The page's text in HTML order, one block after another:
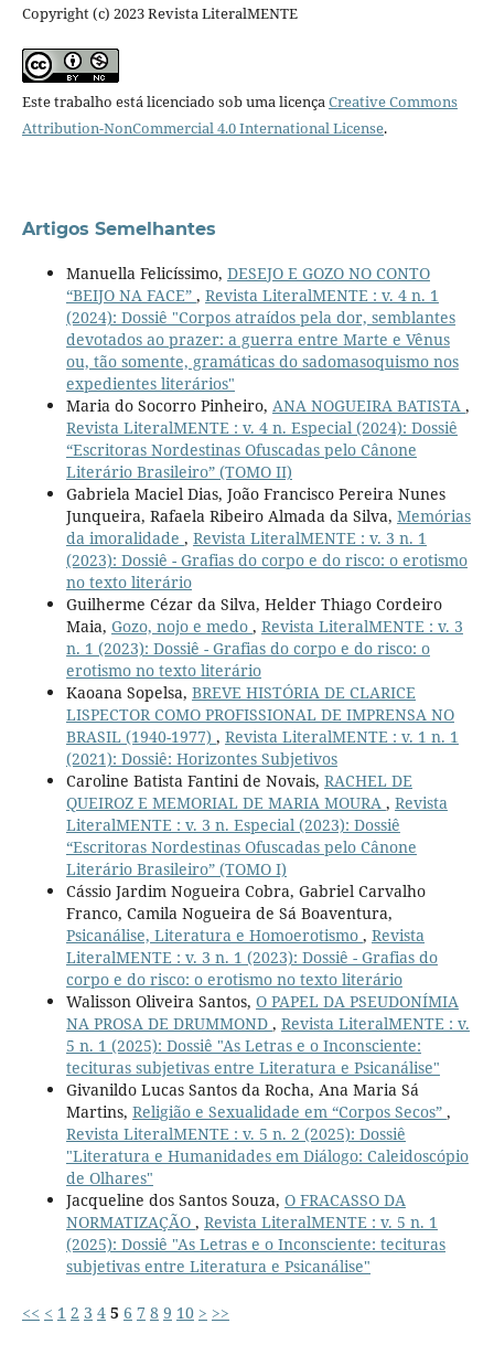
Copyright (c) 2023 Revista LiteralMENTE
Este trabalho está licenciado sob uma licençaCreative Commons
Attribution-NonCommercial 4.0 International License.
Artigos Semelhantes
Manuella Felicíssimo, DESEJO E GOZO NO CONTO
“BEIJO NA FACE” , Revista LiteralMENTE : v. 4 n. 1
(2024): Dossiê "Corpos atraídos pela dor, semblantes
devotados ao prazer: a guerra entre Marte e Vênus
ou, tão somente, gramáticas do sadomasoquismo nos
expedientes literários"
Maria do Socorro Pinheiro, ANA NOGUEIRA BATISTA ,
Revista LiteralMENTE : v. 4 n. Especial (2024): Dossiê
“Escritoras Nordestinas Ofuscadas pelo Cânone
Literário Brasileiro” (TOMO II)
Gabriela Maciel Dias, João Francisco Pereira Nunes
Junqueira, Rafaela Ribeiro Almada da Silva, Memórias
da imoralidade , Revista LiteralMENTE : v. 3 n. 1
(2023): Dossiê - Grafias do corpo e do risco: o erotismo
no texto literário
Guilherme Cézar da Silva, Helder Thiago Cordeiro
Maia, Gozo, nojo e medo , Revista LiteralMENTE : v. 3
n. 1 (2023): Dossiê - Grafias do corpo e do risco: o
erotismo no texto literário
Kaoana Sopelsa, BREVE HISTÓRIA DE CLARICE
LISPECTOR COMO PROFISSIONAL DE IMPRENSA NO
BRASIL (1940-1977) , Revista LiteralMENTE : v. 1 n. 1
(2021): Dossiê: Horizontes Subjetivos
Caroline Batista Fantini de Novais, RACHEL DE
QUEIROZ E MEMORIAL DE MARIA MOURA , Revista
LiteralMENTE : v. 3 n. Especial (2023): Dossiê
“Escritoras Nordestinas Ofuscadas pelo Cânone
Literário Brasileiro” (TOMO I)
Cássio Jardim Nogueira Cobra, Gabriel Carvalho
Franco, Camila Nogueira de Sá Boaventura,
Psicanálise, Literatura e Homoerotismo , Revista
LiteralMENTE : v. 3 n. 1 (2023): Dossiê - Grafias do
corpo e do risco: o erotismo no texto literário
Walisson Oliveira Santos, O PAPEL DA PSEUDONÍMIA
NA PROSA DE DRUMMOND , Revista LiteralMENTE : v.
5 n. 1 (2025): Dossiê "As Letras e o Inconsciente:
tecituras subjetivas entre Literatura e Psicanálise"
Givanildo Lucas Santos da Rocha, Ana Maria Sá
Martins, Religião e Sexualidade em “Corpos Secos” ,
Revista LiteralMENTE : v. 5 n. 2 (2025): Dossiê
"Literatura e Humanidades em Diálogo: Caleidoscópio
de Olhares"
Jacqueline dos Santos Souza, O FRACASSO DA
NORMATIZAÇÃO , Revista LiteralMENTE : v. 5 n. 1
(2025): Dossiê "As Letras e o Inconsciente: tecituras
subjetivas entre Literatura e Psicanálise"
<< < 1 2 3 4 5 6 7 8 9 10 > >>